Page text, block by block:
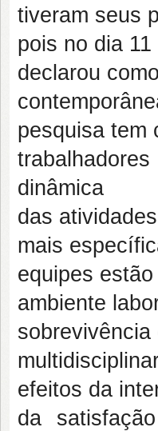
tiveram seus
pois no dia
declarou
pesquisa tem
dinâmica
das
mais
equipes
ambiente
efeitos da
da